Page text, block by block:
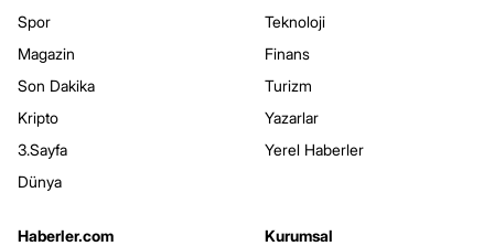
Spor
Magazin
Son Dakika
Kripto
3.Sayfa
Dünya
Teknoloji
Finans
Turizm
Yazarlar
Yerel Haberler
Haberler.com
Kurumsal